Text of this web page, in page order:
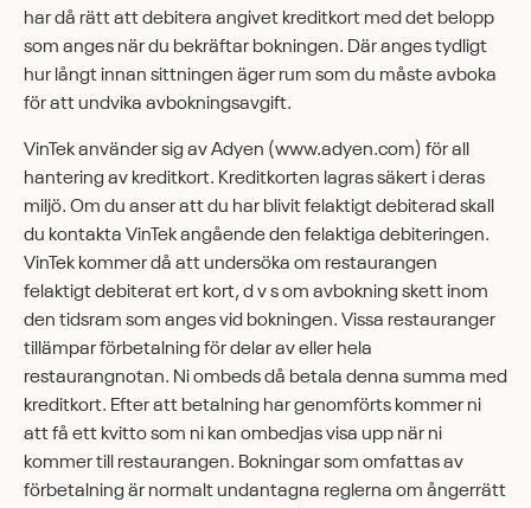
har då rätt att debitera angivet kreditkort med det belopp
som anges när du bekräftar bokningen. Där anges tydligt
hur långt innan sittningen äger rum som du måste avboka
för att undvika avbokningsavgift.
VinTek använder sig av Adyen (www.adyen.com) för all
hantering av kreditkort. Kreditkorten lagras säkert i deras
miljö. Om du anser att du har blivit felaktigt debiterad skall
du kontakta VinTek angående den felaktiga debiteringen.
VinTek kommer då att undersöka om restaurangen
felaktigt debiterat ert kort, d v s om avbokning skett inom
den tidsram som anges vid bokningen. Vissa restauranger
tillämpar förbetalning för delar av eller hela
restaurangnotan. Ni ombeds då betala denna summa med
kreditkort. Efter att betalning har genomförts kommer ni
att få ett kvitto som ni kan ombedjas visa upp när ni
kommer till restaurangen. Bokningar som omfattas av
förbetalning är normalt undantagna reglerna om ångerrätt